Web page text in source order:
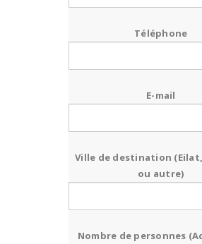
Téléphone
E-mail
Ville de destination
ou autre)
Nombre de personnes